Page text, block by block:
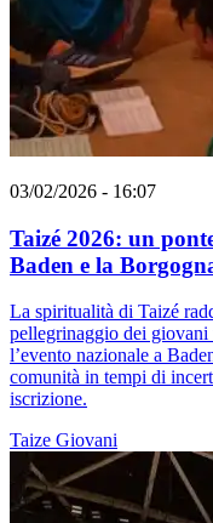
03/02/2026 - 16:07
Taizé 2026: un
Baden e la
La spiritualità di Taizé
pellegrinaggio dei giovani
l’evento nazionale a
comunità in tempi di
iscrizione.
Taize Giovani